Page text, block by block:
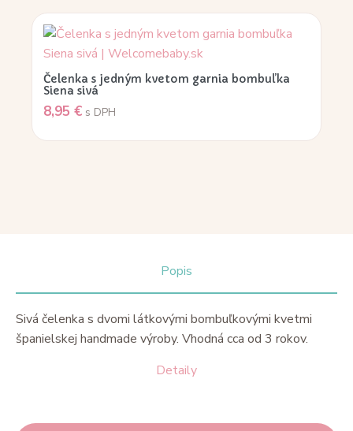
Čelenka s jedným kvetom garnia bombuľka
Siena sivá
8,95 € s DPH
Popis
Detaily
Sivá čelenka s dvomi látkovými bombuľkovými kvetmi
španielskej handmade výroby. Vhodná cca od 3 rokov.